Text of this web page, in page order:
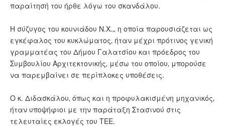
παραίτησή του ήρθε λόγω του σκανδάλου.
Η σύζυγος του κουνιάδου Ν.Χ.,, η οποία παρουσιάζεται ως
εγκέφαλος του κυκλώματος, ήταν μέχρι πρότινος γενική
γραμματέας του Δήμου Γαλατσίου και πρόεδρος του
Συμβουλίου Αρχιτεκτονικής, μέσω του οποίου, μπορούσε
να παρεμβαίνει σε περίπλοκες υποθέσεις.
Ο κ. Διδασκάλου, όπως και η προφυλακισμένη μηχανικός,
ήταν υποψήφιοι με την παράταξη Στασινού στις
τελευταίες εκλογές του ΤΕΕ.